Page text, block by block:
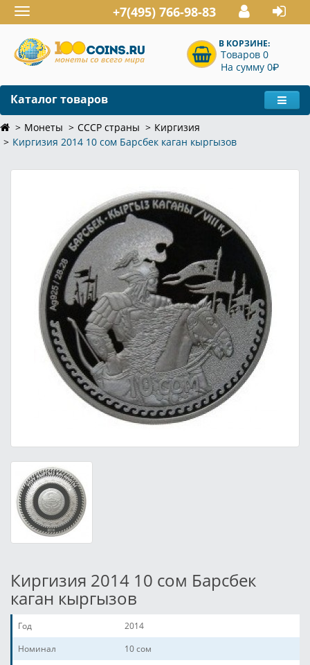
Toggle
navigation
+7(495) 766-98-83
В КОРЗИНЕ:
Товаров 0
На сумму 0P
Каталог товаров
Монеты СССР страны
Киргизия
Киргизия 2014 10 сом Барсбек каган кыргызов
Киргизия 2014 10 сом Барсбек
каган кыргызов
Год
2014
Номинал
10 сом